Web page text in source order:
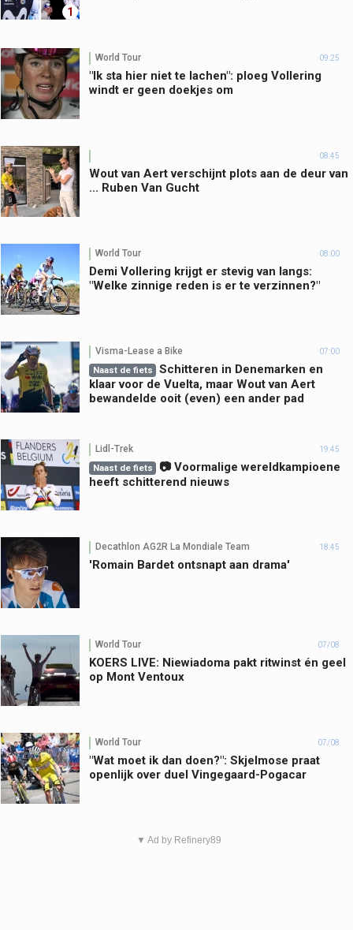
1
World Tour 09:25
"Ik sta hier niet te lachen": ploeg Vollering
windt er geen doekjes om
08:45
Wout van Aert verschijnt plots aan de deur van
... Ruben Van Gucht
World Tour 08:00
Demi Vollering krijgt er stevig van langs:
"Welke zinnige reden is er te verzinnen?"
Visma-Lease a Bike 07:00
Naast de fiets
Schitteren in Denemarken en
klaar voor de Vuelta, maar Wout van Aert
bewandelde ooit (even) een ander pad
Lidl-Trek 19:45
Naast de fiets
📷 Voormalige wereldkampioene
heeft schitterend nieuws
Decathlon AG2R La Mondiale Team 18:45
'Romain Bardet ontsnapt aan drama'
World Tour 07/08
KOERS LIVE: Niewiadoma pakt ritwinst én geel
op Mont Ventoux
World Tour 07/08
"Wat moet ik dan doen?": Skjelmose praat
openlijk over duel Vingegaard-Pogacar
▼ Ad by Refinery89